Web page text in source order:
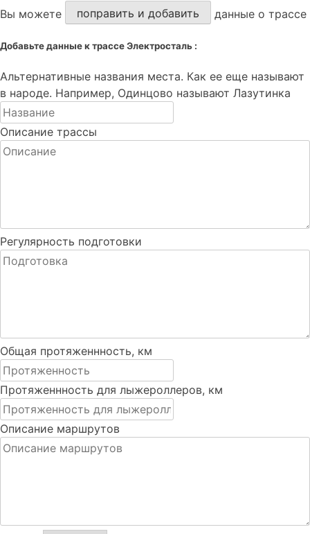
Вы можете поправить и добавить данные о трассе
Добавьте данные к трассе Электросталь :
Альтернативные названия места. Как ее еще называют
в народе. Например, Одинцово называют Лазутинка
Описание трассы
Регулярность подготовки
Общая протяженнность, км
Протяженнность для лыжероллеров, км
Описание маршрутов